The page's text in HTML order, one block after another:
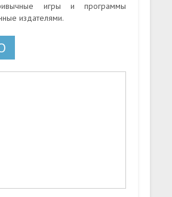
игры и программы
издателями.